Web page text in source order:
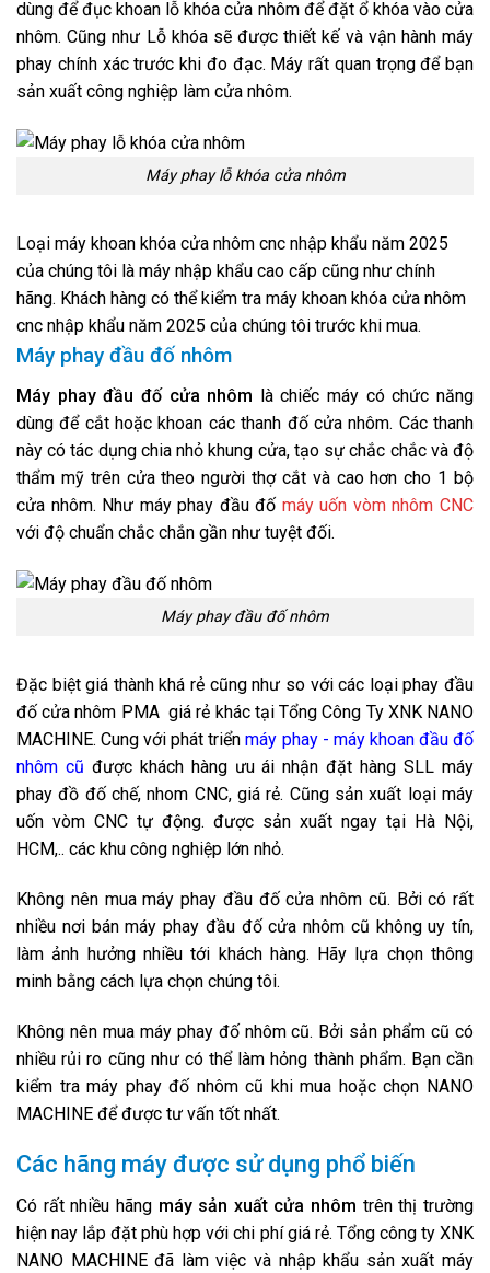
dùng để đục khoan lỗ khóa cửa nhôm để đặt ổ khóa vào cửa
nhôm. Cũng như Lỗ khóa sẽ được thiết kế và vận hành máy
phay chính xác trước khi đo đạc. Máy rất quan trọng để bạn
sản xuất công nghiệp làm cửa nhôm.
Máy phay lỗ khóa cửa nhôm
Loại máy khoan khóa cửa nhôm cnc nhập khẩu năm 2025
của chúng tôi là máy nhập khẩu cao cấp cũng như chính
hãng. Khách hàng có thể kiểm tra máy khoan khóa cửa nhôm
cnc nhập khẩu năm 2025 của chúng tôi trước khi mua.
Máy phay đầu đố nhôm
Máy phay đầu đố cửa nhôm
là chiếc máy có chức năng
dùng để cắt hoặc khoan các thanh đố cửa nhôm. Các thanh
này có tác dụng chia nhỏ khung cửa, tạo sự chắc chắc và độ
thẩm mỹ trên cửa theo người thợ cắt và cao hơn cho 1 bộ
cửa nhôm. Như máy phay đầu đố máy uốn vòm nhôm CNC
với độ chuẩn chắc chắn gần như tuyệt đối.
Máy phay đầu đố nhôm
Đặc biệt giá thành khá rẻ cũng như so với các loại phay đầu
đố cửa nhôm PMA giá rẻ khác tại Tổng Công Ty XNK NANO
MACHINE. Cung với phát triểnmáy phay - máy khoan đầu đố
nhôm cũ được khách hàng ưu ái nhận đặt hàng SLL máy
phay đồ đố chế, nhom CNC, giá rẻ. Cũng sản xuất loại máy
uốn vòm CNC tự động. được sản xuất ngay tại Hà Nội,
HCM,.. các khu công nghiệp lớn nhỏ.
Không nên mua máy phay đầu đố cửa nhôm cũ. Bởi có rất
nhiều nơi bán máy phay đầu đố cửa nhôm cũ không uy tín,
làm ảnh hưởng nhiều tới khách hàng. Hãy lựa chọn thông
minh bằng cách lựa chọn chúng tôi.
Không nên mua máy phay đố nhôm cũ. Bởi sản phẩm cũ có
nhiều rủi ro cũng như có thể làm hỏng thành phẩm. Bạn cần
kiểm tra máy phay đố nhôm cũ khi mua hoặc chọn NANO
MACHINE để được tư vấn tốt nhất.
Các hãng máy được sử dụng phổ biến
Có rất nhiều hãng máy sản xuất cửa nhôm trên thị trường
hiện nay lắp đặt phù hợp với chi phí giá rẻ. Tổng công ty XNK
NANO MACHINEđã làm việc và nhập khẩu sản xuất máy